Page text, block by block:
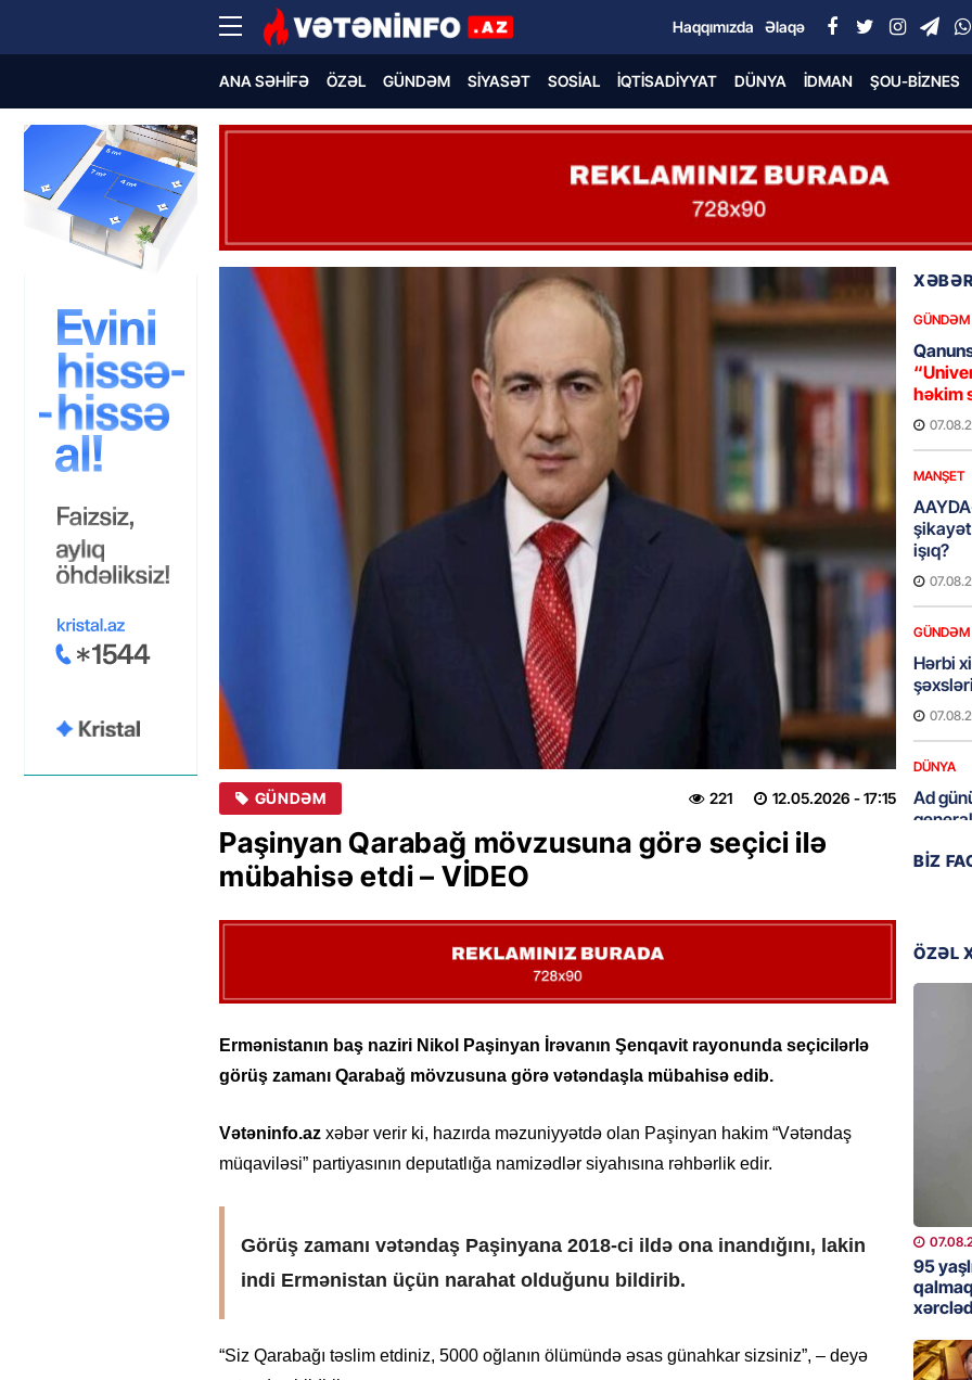
Haqqımızda Əlaqə
ANA SƏHIFƏ ÖZƏL GÜNDƏM SIYASƏT SOSIAL İQTISADIYYAT DÜNYA İDMAN ŞOU-BIZNES
GÜNDƏM 12.05.2026 - 17:15
221
Paşinyan Qarabağ mövzusuna görə seçici ilə
mübahisə etdi – VİDEO
Ermənistanın baş naziri Nikol Paşinyan İrəvanın Şenqavit rayonunda seçicilərlə
görüş zamanı Qarabağ mövzusuna görə vətəndaşla mübahisə edib.
Vətəninfo.az xəbər verir ki, hazırda məzuniyyətdə olan Paşinyan hakim “Vətəndaş
müqaviləsi” partiyasının deputatlığa namizədlər siyahısına rəhbərlik edir.
Görüş zamanı vətəndaş Paşinyana 2018-ci ildə ona inandığını, lakin
indi Ermənistan üçün narahat olduğunu bildirib.
“Siz Qarabağı təslim etdiniz, 5000 oğlanın ölümündə əsas günahkar sizsiniz”, – deyə
GÜNDƏM
həkim
MANŞET
şikayət
işıq?
GÜNDƏM
Hərbi
DÜNYA
Ad
bağlı
Çin
MANŞET
“Birgə
BIZ
ÖZƏL
95